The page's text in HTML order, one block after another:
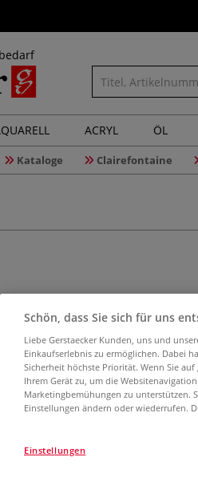
ACRYL ÖL
Kataloge Clairefontaine
Schön, dass Sie sich für uns
Liebe Gerstaecker Kunden, uns und
Einkaufserlebnis zu ermöglichen. Dabei
Sicherheit höchste Priorität. Wenn Sie
Ihrem Gerät zu, um die
Marketingbemühungen zu unterstützen.
Einstellungen ändern oder wiederrufen.
Einstellungen